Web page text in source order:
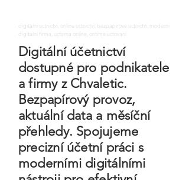
digitalni uctnictvi, online uctnictvi, bezpapirove uctnictvi, moderni
digitalni firma, uctarna online, ontime uctovani
Digitální účetnictví
dostupné pro podnikatele
a firmy z Chvaletic.
Bezpapírový provoz,
aktuální data a měsíční
přehledy. Spojujeme
precizní účetní práci s
moderními digitálními